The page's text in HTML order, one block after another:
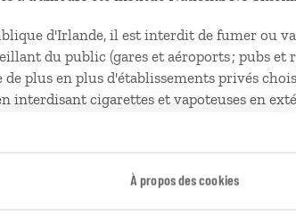
À propos des cookies
d'Irlande, il est interdit de fumer ou
du public (gares et aéroports ; pubs et
plus en plus d'établissements privés
interdisant cigarettes et vapoteuses en